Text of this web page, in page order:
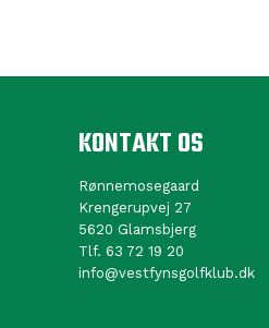
KONTAKT OS
Rønnemosegaard
Krengerupvej 27
5620 Glamsbjerg
Tlf. 63 72 19 20
info@vestfynsgolfklub.dk